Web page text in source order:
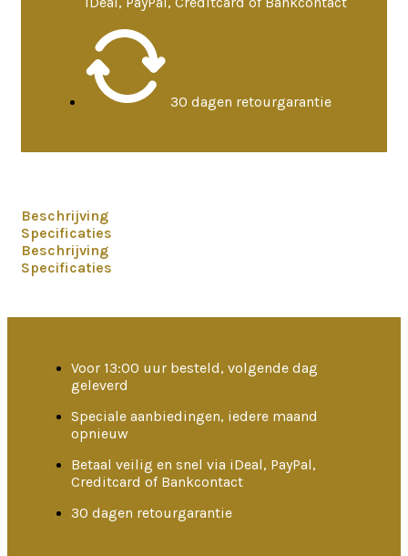
30 dagen retourgarantie
Beschrijving
Specificaties
Beschrijving
Specificaties
Voor 13:00 uur besteld, volgende dag
geleverd
Speciale aanbiedingen, iedere maand
opnieuw
Betaal veilig en snel via iDeal, PayPal,
Creditcard of Bankcontact
30 dagen retourgarantie